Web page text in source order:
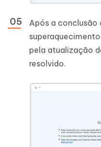
Após a conclusão
pela atualização
resolvido.